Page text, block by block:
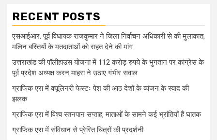
RECENT POSTS
एसआईआर: पूर्व विधायक राजकुमार ने जिला निर्वाचन अधिकारी से की मुलाकात,
मलिन बस्तियों के मतदाताओं को राहत देने की मांग
उत्तराखंड की पॉलीहाउस योजना में 112 करोड़ रुपये के भुगतान पर कांग्रेस के
पूर्व प्रदेश अध्यक्ष करन माहरा ने उठाए गंभीर सवाल
ग्राफिक एरा में क्यूलिनरी फेस्टः पेश की आठ देशों के व्यंजन के स्वाद की
झलक
ग्राफिक एरा में विश्व स्तनपान सप्ताह, माताओं के सामने कई भ्रांतियाँ हैं घातक
ग्राफिक एरा में संविधान से प्रेरित चित्रों की प्रदर्शनी